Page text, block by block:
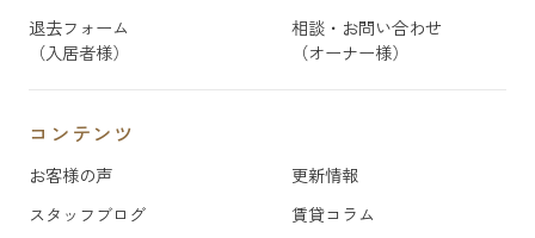
退去フォーム
（入居者様）
相談・お問い合わせ
（オーナー様）
コンテンツ
お客様の声
更新情報
スタッフブログ
賃貸コラム